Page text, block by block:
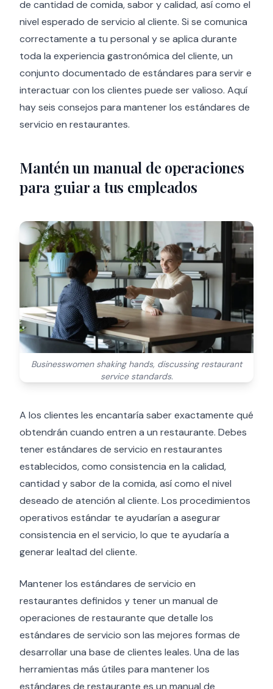
de cantidad de comida, sabor y calidad, así como el
nivel esperado de servicio al cliente. Si se comunica
correctamente a tu personal y se aplica durante
toda la experiencia gastronómica del cliente, un
conjunto documentado de estándares para servir e
interactuar con los clientes puede ser valioso. Aquí
hay seis consejos para mantener los estándares de
servicio en restaurantes.
Mantén un manual de operaciones
para guiar a tus empleados
Businesswomen shaking hands, discussing restaurant
service standards.
A los clientes les encantaría saber exactamente qué
obtendrán cuando entren a un restaurante. Debes
tener estándares de servicio en restaurantes
establecidos, como consistencia en la calidad,
cantidad y sabor de la comida, así como el nivel
deseado de atención al cliente. Los procedimientos
operativos estándar te ayudarían a asegurar
consistencia en el servicio, lo que te ayudaría a
generar lealtad del cliente.
Mantener los estándares de servicio en
restaurantes definidos y tener un manual de
operaciones de restaurante que detalle los
estándares de servicio son las mejores formas de
desarrollar una base de clientes leales. Una de las
herramientas más útiles para mantener los
estándares de restaurante es un manual de